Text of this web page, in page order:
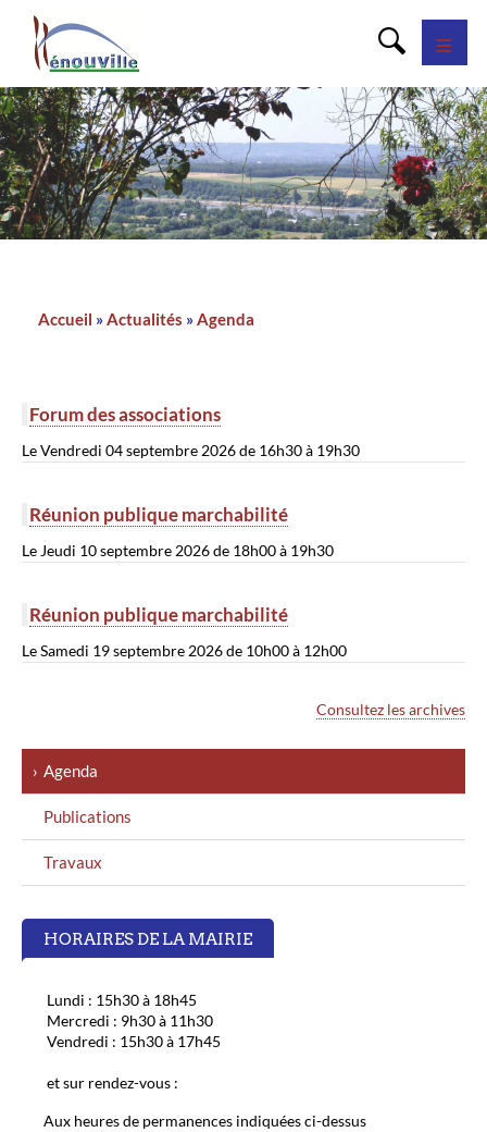
Accueil Actualités Agenda
Forum des associations
Le Vendredi 04 septembre 2026 de 16h30 à 19h30
Réunion publique marchabilité
Le Jeudi 10 septembre 2026 de 18h00 à 19h30
Réunion publique marchabilité
Le Samedi 19 septembre 2026 de 10h00 à 12h00
Consultez les archives
MENU
GAUCHE
Agenda
Publications
Travaux
HORAIRES DE LA MAIRIE
Lundi : 15h30 à 18h45
Mercredi : 9h30 à 11h30
Vendredi : 15h30 à 17h45
et sur rendez-vous :
Aux heures de permanences indiquées ci-dessus
Panneau de gestion des cookies